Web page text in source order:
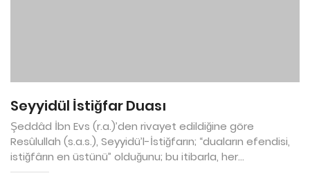
Seyyidül İstiğfar Duası
Şeddâd İbn Evs (r.a.)’den rivayet edildiğine göre
Resûlullah (s.a.s.), Seyyidü’l-İstiğfarın; “duaların efendisi,
istiğfârın en üstünü” olduğunu; bu itibarla, her...